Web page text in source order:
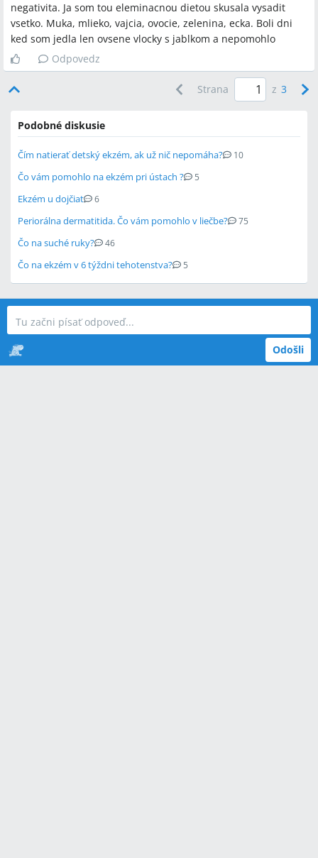
negativita. Ja som tou eleminacnou dietou skusala vysadit
vsetko. Muka, mlieko, vajcia, ovocie, zelenina, ecka. Boli dni
ked som jedla len ovsene vlocky s jablkom a nepomohlo
Odpovedz
Strana z 3
Podobné diskusie
Čím natierať detský ekzém, ak už nič nepomáha? 10
Čo vám pomohlo na ekzém pri ústach ? 5
Ekzém u dojčiat 6
Periorálna dermatitida. Čo vám pomohlo v liečbe? 75
Čo na suché ruky? 46
Čo na ekzém v 6 týždni tehotenstva? 5
Odošli